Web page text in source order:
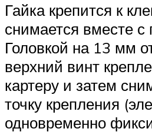
Гайка крепится к
снимается вместе с
Головкой на 13 мм
верхний винт
картеру и затем
точку крепления
одновременно